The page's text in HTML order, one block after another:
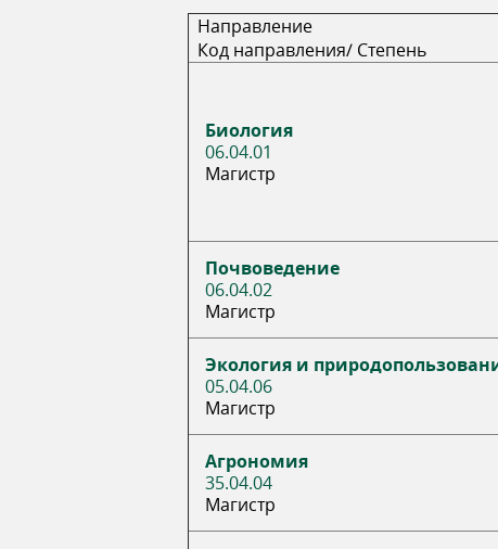
с
Направление
Код направления/ Степень
Биология
06.04.01
Магистр
Почвоведение
06.04.02
Магистр
Экология и
05.04.06
Магистр
Агрономия
35.04.04
Магистр